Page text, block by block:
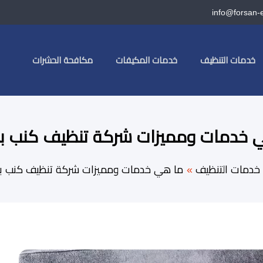
info@forsan-
خدمات التنظيف خدمات المكيفات مكافحة الحشرات
خدمات ومميزات شركة تنظيف كنب
خدمات التنظيف ما هي خدمات ومميزات شركة تنظيف كنب